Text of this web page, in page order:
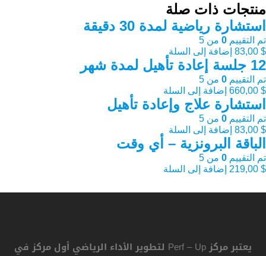
منتجات ذات صلة
استشارة رياضية لمدة 30 دقيقة
تم التقييم 0 من 5
83,00 $ إضافة إلى السلة
12 جلسة إعادة تأهيل لمدة شهر
تم التقييم 0 من 5
660,00 $ إضافة إلى السلة
استشارة علاج وإعادة تأهيل
تم التقييم 0 من 5
83,00 $ إضافة إلى السلة
الباقة البرونزية – أي وقت
تم التقييم 0 من 5
219,00 $ إضافة إلى السلة
يعتبر مركز Perf – Up لتطوير الأداء الرياضي أول مركز في